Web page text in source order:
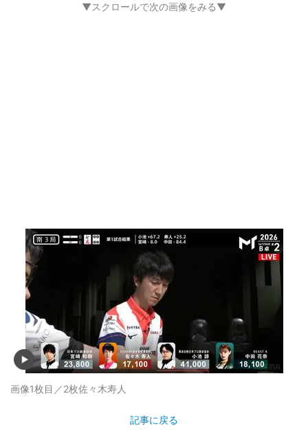
▼スクロールで次の画像をみる▼
画像1枚目／2枚佐々木寿人
記事に戻る